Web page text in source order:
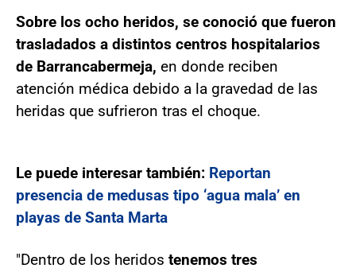
Sobre los ocho heridos, se conoció que fueron
trasladados a distintos centros hospitalarios
de Barrancabermeja, en donde reciben
atención médica debido a la gravedad de las
heridas que sufrieron tras el choque.
Le puede interesar también: Reportan
presencia de medusas tipo ‘agua mala’ en
playas de Santa Marta
"Dentro de los heridos tenemos tres